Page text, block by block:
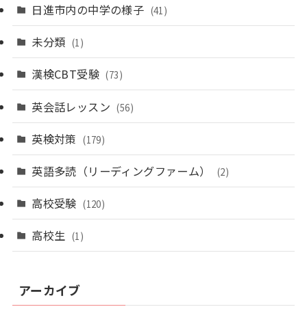
日進市内の中学の様子 (41)
未分類 (1)
漢検CBT受験 (73)
英会話レッスン (56)
英検対策 (179)
英語多読（リーディングファーム） (2)
高校受験 (120)
高校生 (1)
アーカイブ